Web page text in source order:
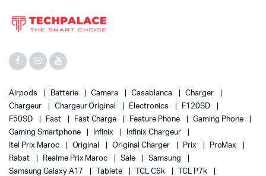
Airpods Batterie Camera Casablanca
Charger
Chargeur
Chargeur Original Electronics
F120SD
F50SD
Fast Fast Charge Feature Phone
Gaming Phone
Gaming Smartphone
Infinix
Infinix Chargeur
Itel Prix Maroc
Original Original Charger Prix
ProMax
Rabat
Realme Prix Maroc Sale
Samsung
Samsung Galaxy A17
Tablete TCL C6k
TCL P7k